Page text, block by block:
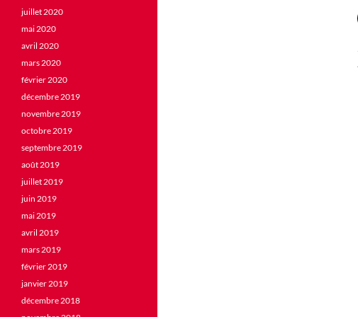
juillet 2020
mai 2020
avril 2020
mars 2020
février 2020
décembre 2019
novembre 2019
octobre 2019
septembre 2019
août 2019
juillet 2019
juin 2019
mai 2019
avril 2019
mars 2019
février 2019
janvier 2019
décembre 2018